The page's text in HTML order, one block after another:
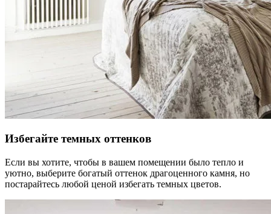
Избегайте темных оттенков
Если вы хотите, чтобы в вашем помещении было тепло и
уютно, выберите богатый оттенок драгоценного камня, но
постарайтесь любой ценой избегать темных цветов.